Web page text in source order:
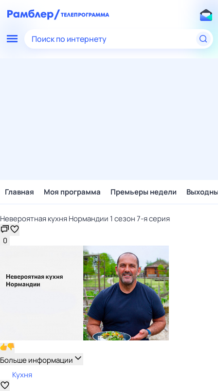
Поиск по интернету
Главная Моя программа Премьеры недели
Невероятная кухня Нормандии 1 сезон 7-я серия
0
Больше информации
Кухня